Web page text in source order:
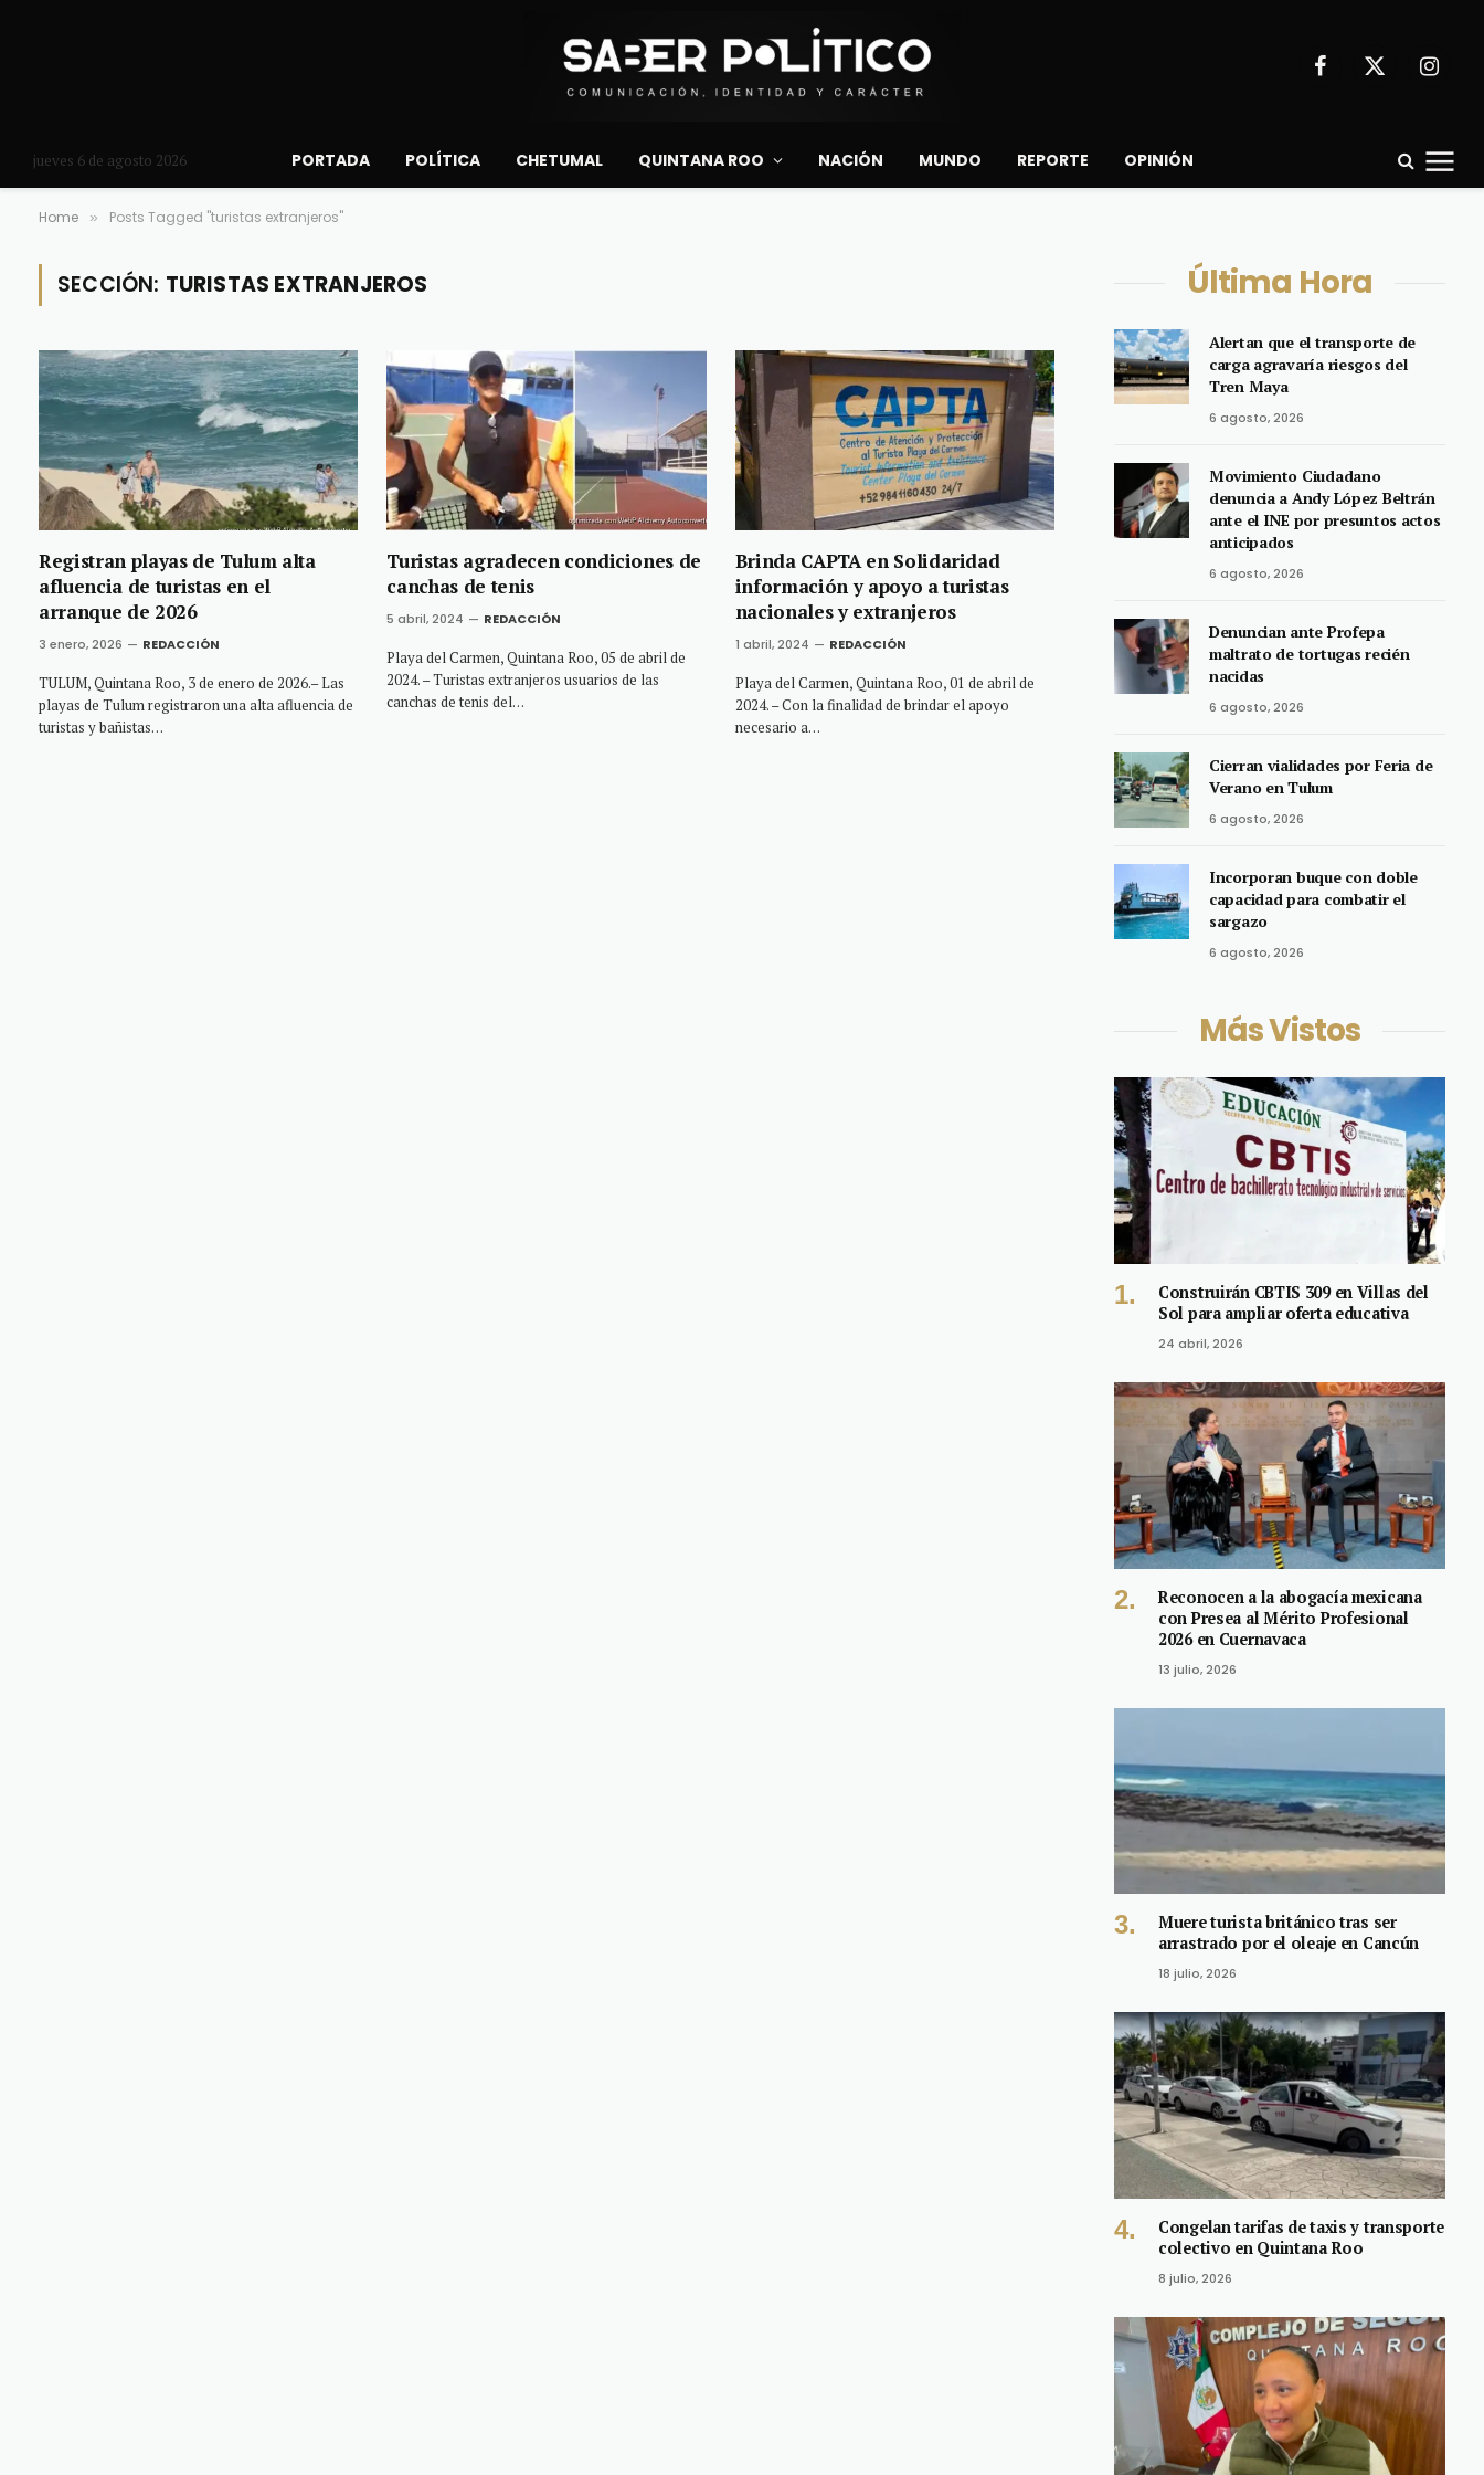
Facebook
X
jueves 6 de agosto 2026 PORTADA POLÍTICA CHETUMAL QUINTANA ROO NACIÓN MUNDO REPORTE OPINIÓN
Home » Posts Tagged "turistas extranjeros"
SECCIÓN: TURISTAS EXTRANJEROS
Registran playas de Tulum alta
afluencia de turistas en el
arranque de 2026
3 enero, 2026 REDACCIÓN
TULUM, Quintana Roo, 3 de enero de 2026.– Las
playas de Tulum registraron una alta afluencia de
turistas y bañistas…
Turistas agradecen condiciones de
canchas de tenis
5 abril, 2024 REDACCIÓN
Playa del Carmen, Quintana Roo, 05 de abril de
2024. – Turistas extranjeros usuarios de las
canchas de tenis del…
Brinda CAPTA en Solidaridad
información y apoyo a turistas
nacionales y extranjeros
1 abril, 2024 REDACCIÓN
Playa del Carmen, Quintana Roo, 01 de abril de
2024. – Con la finalidad de brindar el apoyo
necesario a…
Última Hora
Alertan que el transporte de
carga agravaría riesgos del
Tren Maya
6 agosto, 2026
Movimiento Ciudadano
denuncia a Andy López Beltrán
ante el INE por presuntos actos
anticipados
6 agosto, 2026
Denuncian ante Profepa
maltrato de tortugas recién
nacidas
6 agosto, 2026
Cierran vialidades por Feria de
Verano en Tulum
6 agosto, 2026
Incorporan buque con doble
capacidad para combatir el
sargazo
6 agosto, 2026
Más Vistos
Construirán CBTIS 309 en Villas del
Sol para ampliar oferta educativa
24 abril, 2026
Reconocen a la abogacía mexicana
con Presea al Mérito Profesional
2026 en Cuernavaca
13 julio, 2026
Muere turista británico tras ser
arrastrado por el oleaje en Cancún
18 julio, 2026
Congelan tarifas de taxis y transporte
colectivo en Quintana Roo
8 julio, 2026